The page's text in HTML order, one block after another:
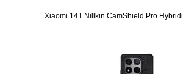
Xiaomi 14T Nillkin CamShield Pro